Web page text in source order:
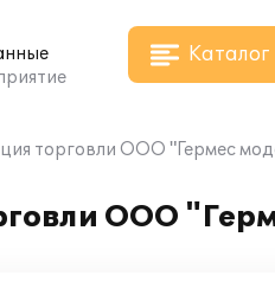
Каталог
торговли ООО "Гермес
ООО